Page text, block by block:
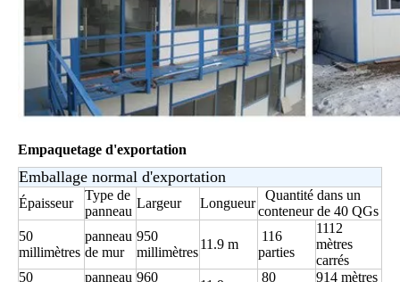
Empaquetage d'exportation
Emballage normal d'exportation
Épaisseur
Type de
panneau
Largeur Longueur
Quantité dans un
conteneur de 40 QGs
50
millimètres
panneau
de mur
950
millimètres
11.9 m
116
parties
1112
mètres
carrés
50
panneau 960
80
914 mètres